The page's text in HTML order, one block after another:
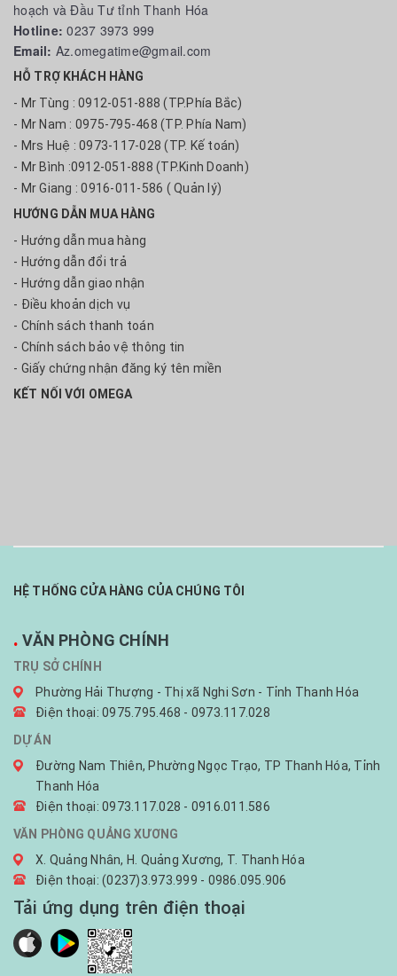
hoạch và Đầu Tư tỉnh Thanh Hóa
Hotline:0237 3973 999
Email: Az.omegatime@gmail.com
HỖ TRỢ KHÁCH HÀNG
- Mr Tùng : 0912-051-888 (TP.Phía Bắc)
- Mr Nam : 0975-795-468 (TP. Phía Nam)
- Mrs Huệ : 0973-117-028 (TP. Kế toán)
- Mr Bình :0912-051-888 (TP.Kinh Doanh)
- Mr Giang : 0916-011-586 ( Quản lý)
HƯỚNG DẪN MUA HÀNG
- Hướng dẫn mua hàng
- Hướng dẫn đổi trả
- Hướng dẫn giao nhận
- Điều khoản dịch vụ
- Chính sách thanh toán
- Chính sách bảo vệ thông tin
- Giấy chứng nhận đăng ký tên miền
KẾT NỐI VỚI OMEGA
HỆ THỐNG CỬA HÀNG CỦA CHÚNG TÔI
. VĂN PHÒNG CHÍNH
TRỤ SỞ CHÍNH
Phường Hải Thượng - Thị xã Nghi Sơn - Tỉnh Thanh Hóa
Điện thoại: 0975.795.468 - 0973.117.028
DỰ ÁN
Đường Nam Thiên, Phường Ngọc Trạo, TP Thanh Hóa, Tỉnh
Thanh Hóa
Điện thoại: 0973.117.028 - 0916.011.586
VĂN PHÒNG QUẢNG XƯƠNG
X. Quảng Nhân, H. Quảng Xương, T. Thanh Hóa
Điện thoại: (0237)3.973.999 - 0986.095.906
Tải ứng dụng trên điện thoại